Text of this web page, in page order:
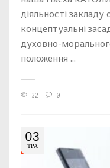
діяльності
концептуальні
духовно-
положення ...
32 0
03
ТРА